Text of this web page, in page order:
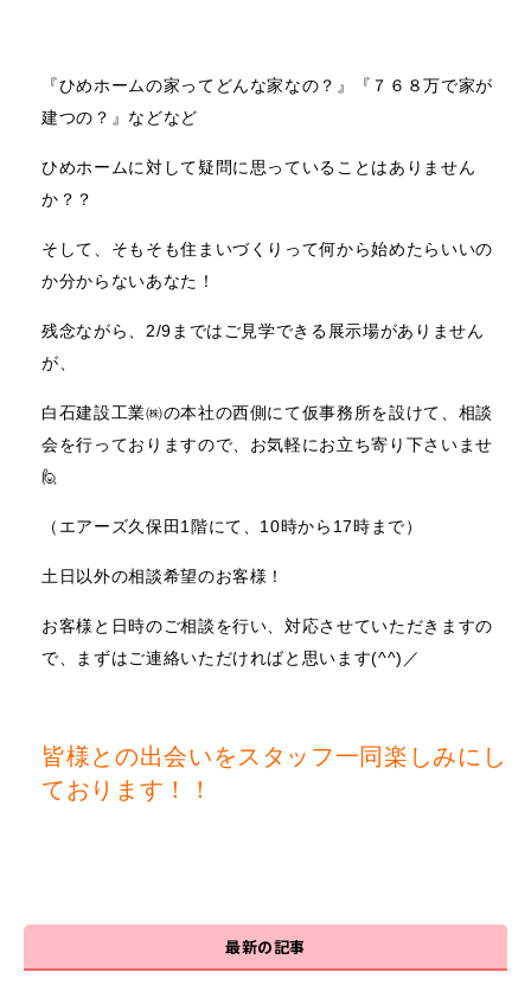
『ひめホームの家ってどんな家なの？』『７６８万で家が
建つの？』などなど
ひめホームに対して疑問に思っていることはありません
か？？
そして、そもそも住まいづくりって何から始めたらいいの
か分からないあなた！
残念ながら、2/9まではご見学できる展示場がありません
が、
白石建設工業㈱の本社の西側にて仮事務所を設けて、相談
会を行っておりますので、お気軽にお立ち寄り下さいませ
🙋
（エアーズ久保田1階にて、10時から17時まで）
土日以外の相談希望のお客様！
お客様と日時のご相談を行い、対応させていただきますの
で、まずはご連絡いただければと思います(^^)／
皆様との出会いをスタッフ一同楽しみにし
ております！！
最新の記事